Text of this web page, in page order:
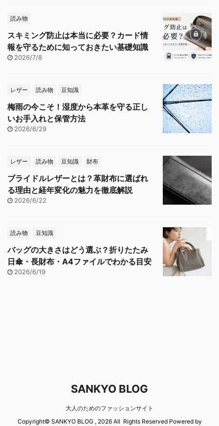
読み物
スキミング防止は本当に必要？カード情
報を守るために知っておきたい基礎知識
2026/7/8
レザー 読み物 豆知識
梅雨の今こそ！湿度から本革を守る正し
いお手入れと保管方法
2026/6/29
レザー 読み物 豆知識 財布
ブライドルレザーとは？革財布に選ばれ
る理由と経年変化の魅力を徹底解説
2026/6/22
読み物 豆知識
バッグの大きさはどう選ぶ？折りたたみ
日傘・長財布・A4ファイルでわかる目安
2026/6/19
SANKYO BLOG
大人のためのファッションサイト
Copyright© SANKYO BLOG , 2026 All Rights Reserved Powered by